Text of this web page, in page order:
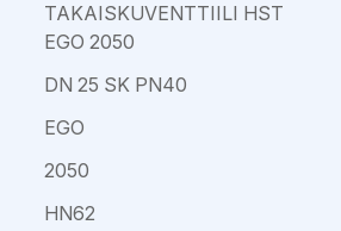
TAKAISKUVENTTIILI HST
EGO 2050
DN 25 SK PN40
EGO
2050
HN62